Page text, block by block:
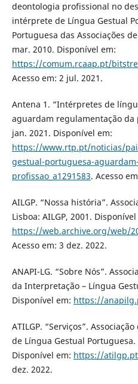
deontologia profissional no
intérprete de Língua Gestual
Portuguesa das Associações
mar. 2010. Disponível em:
https://comum.rcaap.pt/
Acesso em: 2 jul. 2021.
Antena 1. “Intérpretes de
aguardam regulamentação da
jan. 2021. Disponível em:
https://www.rtp.pt/noticias/
gestual-portuguesa-
profissao_a1291583. Acesso
AILGP. “Nossa história”.
Lisboa: AILGP, 2001.
https://web.archive.org/web/
Acesso em: 3 dez. 2022.
ANAPI-LG. “Sobre Nós”.
da Interpretação – Língua
Disponível em: https://
ATILGP. “Serviços”.
de Língua Gestual Portuguesa.
Disponível em: https://
dez. 2022.